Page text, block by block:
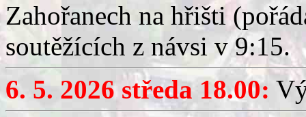
Zahořanech na hřišti
soutěžících z návsi v 9:15.
6. 5. 2026 středa 18.00: